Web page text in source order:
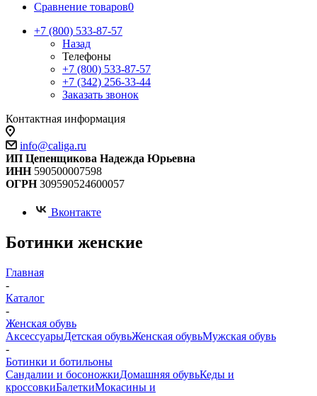
Сравнение товаров0
+7 (800) 533-87-57
Назад
Телефоны
+7 (800) 533-87-57
+7 (342) 256-33-44
Заказать звонок
Контактная информация
info@caliga.ru
ИП Цепенщикова Надежда Юрьевна
ИНН 590500007598
ОГРН309590524600057
Вконтакте
Ботинки женские
Главная
-
Каталог
-
Женская обувь
АксессуарыДетская обувьЖенская обувьМужская обувь
-
Ботинки и ботильоны
Сандалии и босоножкиДомашняя обувьКеды и
кроссовкиБалеткиМокасины и